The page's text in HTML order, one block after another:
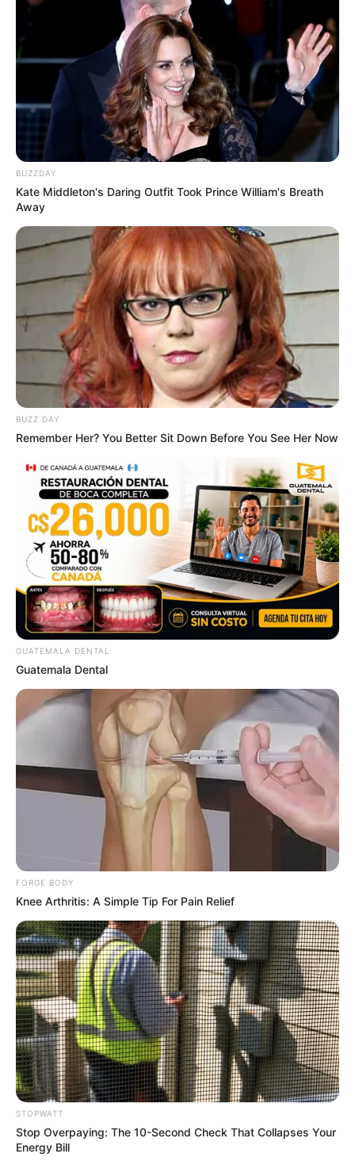
NEUROMIND PRO
Stop Waiting In Line: The 87¢ Generic Viagra Is
Actually "Self-Serve" In Aisle 7
Everybody Wanted To Date Her In The 80s & This Is
Her Recently
BUZZDAY
Dementia Begins When A Person Says This
Sentence!
BUZZDAY
4x Stronger Than Viagra! This To Perform Better
MEDVI
BUZZDAY
Kate Middleton's Daring Outfit Took Prince William's Breath
Away
BUZZ DAY
Remember Her? You Better Sit Down Before You See Her Now
GUATEMALA DENTAL
Guatemala Dental
FORGE BODY
Knee Arthritis: A Simple Tip For Pain Relief
STOPWATT
Stop Overpaying: The 10-Second Check That Collapses Your
Energy Bill